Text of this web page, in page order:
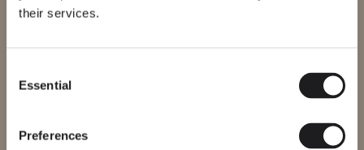
their services.
Selection
Essential
Preferences
Seleziona il sito web corretto per la tua regione per assicurarti che
sicurezza locali. Nota che alcuni prodotti potrebbero non essere